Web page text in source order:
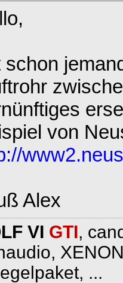
Loginbox
schon
von
Alex
VI GTI,
...